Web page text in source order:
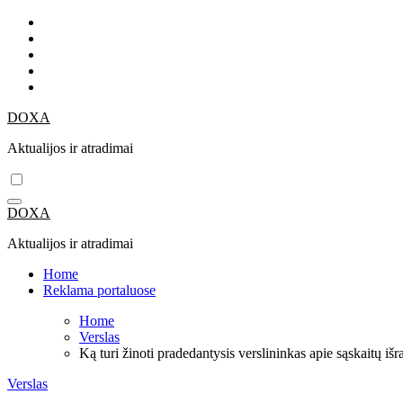
Skip
content
DOXA
Aktualijos ir atradimai
DOXA
Aktualijos ir atradimai
Home
Reklama portaluose
Home
Verslas
Ką turi žinoti pradedantysis verslininkas apie sąskaitų
Verslas